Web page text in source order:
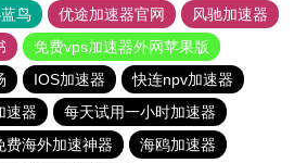
鸟 优途加速器官网
风驰加速器
免费vps加速器外网苹果版
IOS加速器
快连npv加速器
速器
每天试用一小时加速器
费海外加速神器
海鸥加速器